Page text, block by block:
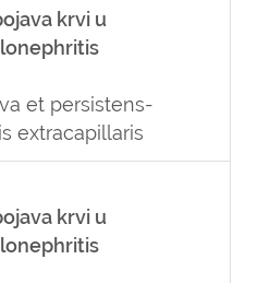
krvi u
et persistens-
extracapillaris
krvi u